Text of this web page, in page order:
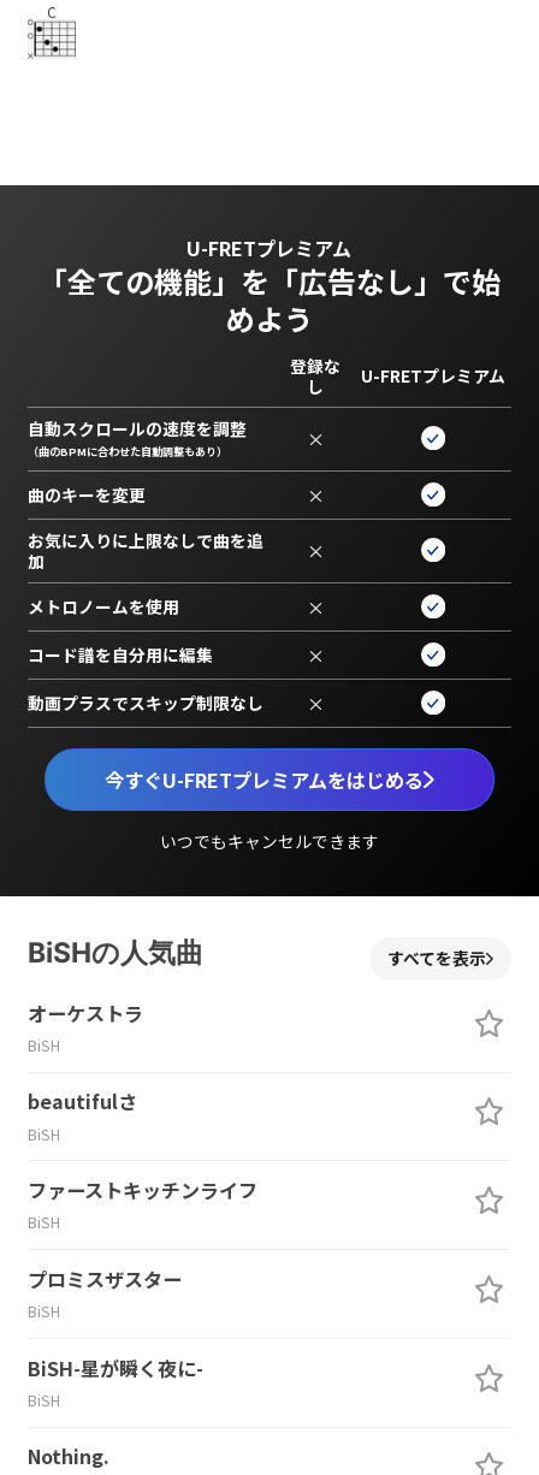
C
U-FRETプレミアム
「全ての機能」を 「広告なし」で始
めよう
今すぐU-FRETプレミアムをはじめる
いつでもキャンセルできます
登録な
し
U-FRETプレミアム
自動スクロールの速度を調整
（曲のBPMに合わせた自動調整もあり） ×
曲のキーを変更 ×
お気に入りに上限なしで曲を追
加
×
メトロノームを使用 ×
コード譜を自分用に編集 ×
動画プラスでスキップ制限なし ×
BiSHの人気曲 すべてを表示
オーケストラ
BiSH
beautifulさ
BiSH
ファーストキッチンライフ
BiSH
プロミスザスター
BiSH
BiSH-星が瞬く夜に-
BiSH
Nothing.